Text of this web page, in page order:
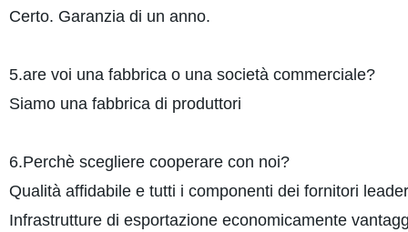
Certo. Garanzia di un anno.
5.are voi una fabbrica o una società commerciale?
Siamo una fabbrica di produttori
6.Perchè scegliere cooperare con noi?
Qualità affidabile e tutti i componenti dei fornitori
Infrastrutture di esportazione economicamente